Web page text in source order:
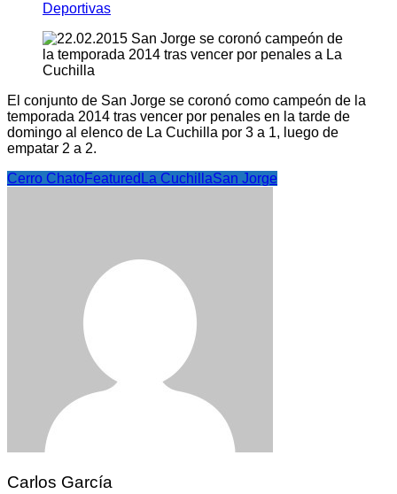
Deportivas
El conjunto de San Jorge se coronó como campeón de la
temporada 2014 tras vencer por penales en la tarde de
domingo al elenco de La Cuchilla por 3 a 1, luego de
empatar 2 a 2.
Cerro ChatoFeatured La CuchillaSan Jorge
Carlos García